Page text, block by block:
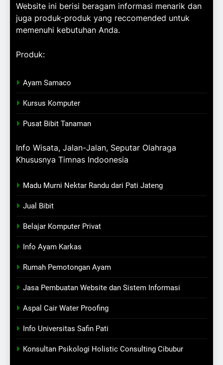
Website ini berisi beragam informasi menarik dan
juga produk-produk yang reccomended untuk
memenuhi kebutuhan Anda.
Produk:
Ayam Samaco
Kursus Komputer
Pusat Bibit Tanaman
Info Wisata, Jalan-Jalan, Seputar Olahraga
Khususnya Timnas Indoonesia
Madu Murni Nektar Randu dari Pati Jateng
Jual Bibit
Belajar Komputer Privat
Info Ayam Karkas
Rumah Pemotongan Ayam
Jasa Pembuatan Website dan Sistem Informasi
Aspal Cair Water Proofing
Info Universitas Safin Pati
Konsultan Psikologi Holistic Consulting Cibubur